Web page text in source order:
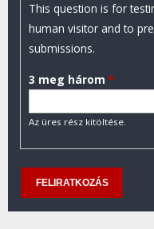
This question is for
human visitor and to
submissions.
3 meg három *
Az üres rész kitöltése.